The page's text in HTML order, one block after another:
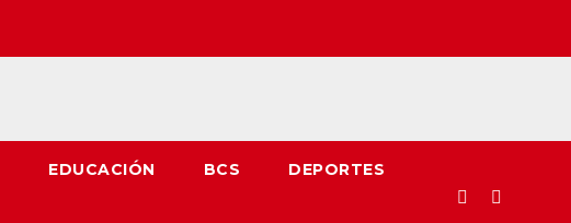
EDUCACIÓN BCS DEPORTES